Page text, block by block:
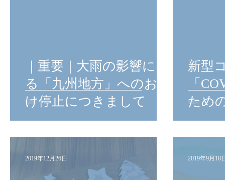
｜重要｜大雨の影響によ
る「九州地方」へのお届
け停止につきまして
新型
「
ため
わせ/
につ
2019年12月26日 2019年9月18